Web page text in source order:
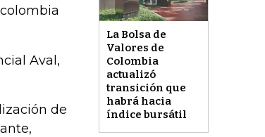
La Bolsa de
Valores de
Colombia
actualizó
transición que
habrá hacia
índice bursátil
Aval,
de